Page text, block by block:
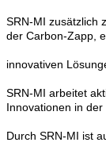
SRN-MI zusätzlich
der Carbon-Zapp,
innovativen
SRN-MI arbeitet
Innovationen in
Durch SRN-MI ist